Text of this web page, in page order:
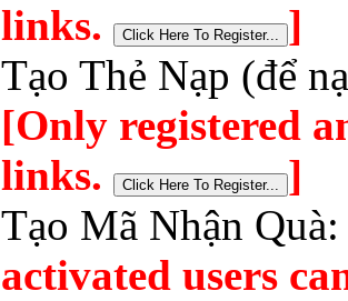
links.
]
Tạo Thẻ Nạp (để
[Only registered
links.
]
Tạo Mã Nhận
activated users